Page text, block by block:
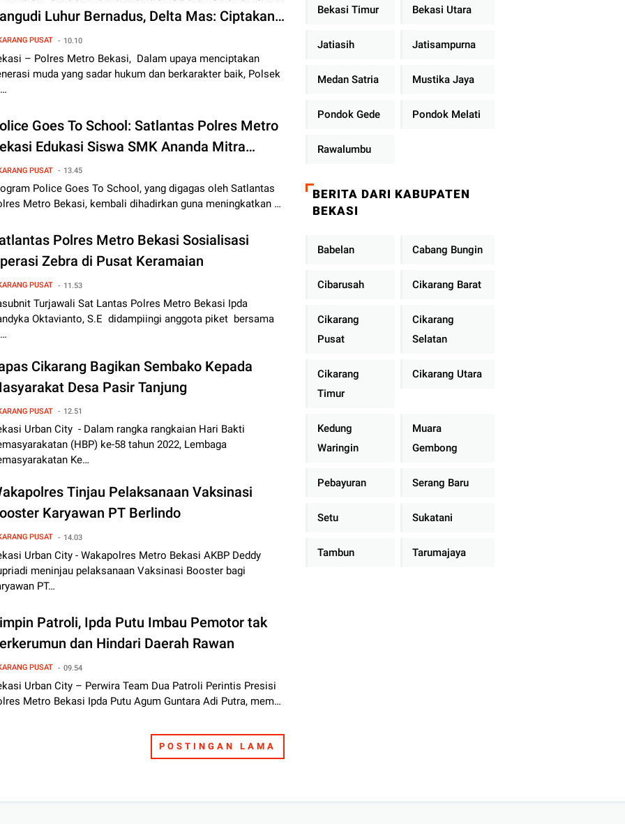
Luhur Bernadus, Delta Mas: Ciptakan
Muda Berkarakter dan Tertib Hukum
PUSAT 10.10
– Polres Metro Bekasi, Dalam upaya menciptakan
muda yang sadar hukum dan berkarakter baik, Polsek
Goes To School: Satlantas Polres Metro
Edukasi Siswa SMK Ananda Mitra
Deltamas Serukan Tertib Lalu Lintas,
Bullying, dan Bahaya Narkoba
PUSAT 13.45
Police Goes To School, yang digagas oleh Satlantas
Metro Bekasi, kembali dihadirkan guna meningkatkan …
Polres Metro Bekasi Sosialisasi
Zebra di Pusat Keramaian
PUSAT 11.53
Turjawali Sat Lantas Polres Metro Bekasi Ipda
Oktavianto, S.E didampiingi anggota piket bersama
Cikarang Bagikan Sembako Kepada
Desa Pasir Tanjung
PUSAT 12.51
Urban City - Dalam rangka rangkaian Hari Bakti
(HBP) ke-58 tahun 2022, Lembaga
Ke…
Tinjau Pelaksanaan Vaksinasi
Karyawan PT Berlindo
PUSAT 14.03
Urban City - Wakapolres Metro Bekasi AKBP Deddy
meninjau pelaksanaan Vaksinasi Booster bagi
PT…
Patroli, Ipda Putu Imbau Pemotor tak
dan Hindari Daerah Rawan
PUSAT 09.54
Urban City – Perwira Team Dua Patroli Perintis Presisi
Metro Bekasi Ipda Putu Agum Guntara Adi Putra, mem…
POSTINGAN LAMA
Bekasi Timur Bekasi Utara
Jatiasih Jatisampurna
Medan Satria Mustika Jaya
Pondok Gede Pondok Melati
Rawalumbu
BERITA DARI KABUPATEN
BEKASI
Babelan Cabang Bungin
Cibarusah Cikarang Barat
Cikarang
Pusat
Cikarang
Selatan
Cikarang
Timur
Cikarang Utara
Kedung
Waringin
Muara
Gembong
Pebayuran Serang Baru
Setu Sukatani
Tambun Tarumajaya